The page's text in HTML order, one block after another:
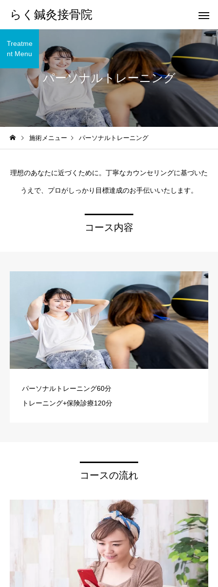
らく鍼灸接骨院
KB Finger パーフェクト
骨盤調整 小顔調整
パーソナルトレーニング
Treatme
nt Menu
施術メニュー パーソナルトレーニング
理想のあなたに近づくために。丁寧なカウンセリングに基づいた
うえで、プロがしっかり目標達成のお手伝いいたします。
コース内容
パーソナルトレーニング60分
トレーニング+保険診療120分
コースの流れ